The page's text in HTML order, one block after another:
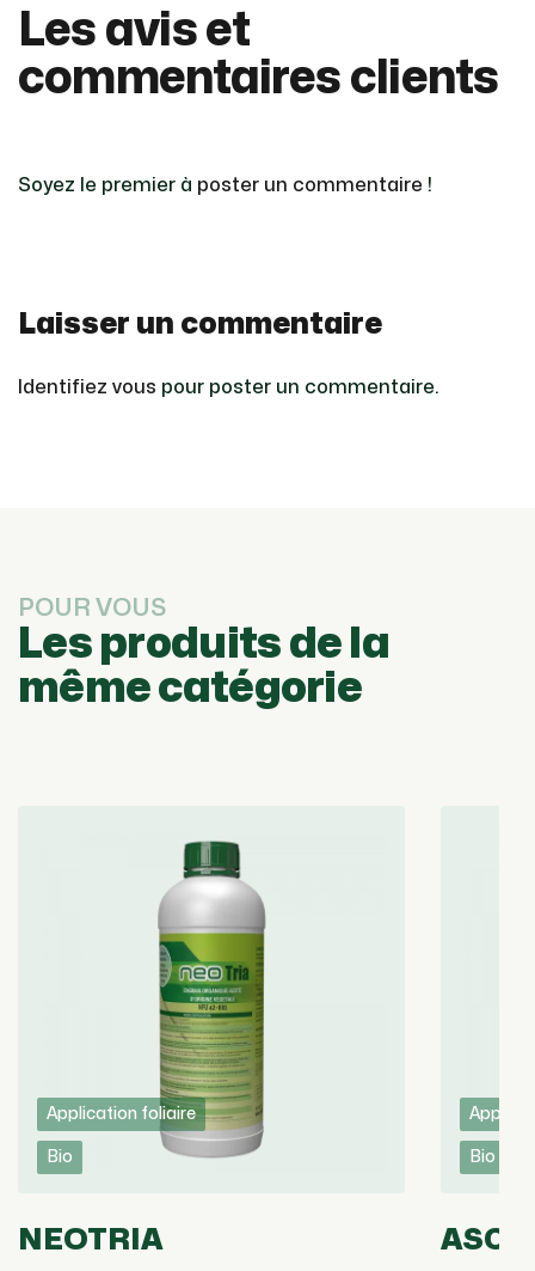
Les avis et
commentaires clients
Soyez le premier à poster un commentaire !
Laisser un commentaire
Identifiez vous pour poster un commentaire.
POUR VOUS
Les produits de la
même catégorie
Application foliaire
Bio
NEOTRIA
Bio